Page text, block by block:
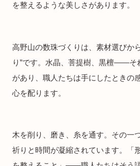
を整えるような美しさがあります。
高野山の数珠づくりは、素材選びか
り”です。水晶、菩提樹、黒檀——そ
があり、職人たちは手にしたときの
心を配ります。
木を削り、磨き、糸を通す。その一
祈りと時間が凝縮されています。「